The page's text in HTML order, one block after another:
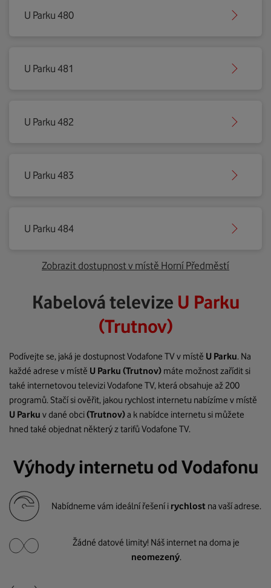
U Parku 480
U Parku 481
U Parku 482
U Parku 483
U Parku 484
Zobrazit dostupnost v místě Horní Předměstí
Kabelová televize U Parku
(Trutnov)
Podívejte se, jaká je dostupnost Vodafone TV v místě U Parku. Na
každé adrese v místě U Parku (Trutnov) máte možnost zařídit si
také internetovou televizi Vodafone TV, která obsahuje až 200
programů. Stačí si ověřit, jakou rychlost internetu nabízíme v místě
U Parku v dané obci(Trutnov)a k nabídce internetu si můžete
hned také objednat některý z tarifů Vodafone TV.
Výhody internetu od Vodafonu
Nabídneme vám ideální řešení i rychlost na vaší adrese.
Žádné datové limity! Náš internet na doma je
neomezený.